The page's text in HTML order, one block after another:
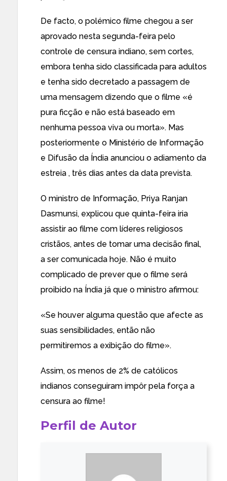
De facto, o polémico filme chegou a ser
aprovado nesta segunda-feira pelo
controle de censura indiano, sem cortes,
embora tenha sido classificada para adultos
e tenha sido decretado a passagem de
uma mensagem dizendo que o filme «é
pura ficção e não está baseado em
nenhuma pessoa viva ou morta». Mas
posteriormente o Ministério de Informação
e Difusão da Índia anunciou o adiamento da
estreia , três dias antes da data prevista.
O ministro de Informação, Priya Ranjan
Dasmunsi, explicou que quinta-feira iria
assistir ao filme com líderes religiosos
cristãos, antes de tomar uma decisão final,
a ser comunicada hoje. Não é muito
complicado de prever que o filme será
proibido na Índia já que o ministro afirmou:
«Se houver alguma questão que afecte as
suas sensibilidades, então não
permitiremos a exibição do filme».
Assim, os menos de 2% de católicos
indianos conseguiram impôr pela força a
censura ao filme!
Perfil de Autor